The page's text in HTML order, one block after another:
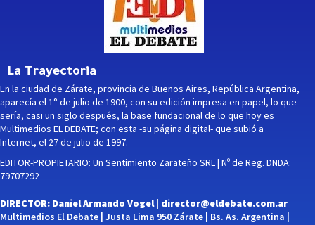
La Trayectoria
En la ciudad de Zárate, provincia de Buenos Aires, República Argentina,
aparecía el 1° de julio de 1900, con su edición impresa en papel, lo que
sería, casi un siglo después, la base fundacional de lo que hoy es
Multimedios EL DEBATE; con esta -su página digital- que subió a
Internet, el 27 de julio de 1997.
EDITOR-PROPIETARIO: Un Sentimiento Zarateño SRL | Nº de Reg. DNDA:
79707292
DIRECTOR: Daniel Armando Vogel | director@eldebate.com.ar
Multimedios El Debate | Justa Lima 950 Zárate | Bs. As. Argentina |